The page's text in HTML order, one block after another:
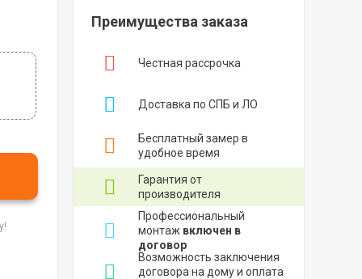
Преимущества заказа
Честная рассрочка
Доставка по СПБ и ЛО
Бесплатный замер в
удобное время
Гарантия от
производителя
Профессиональный
монтаж включен в
договор
Возможность заключения
договора на дому и оплата